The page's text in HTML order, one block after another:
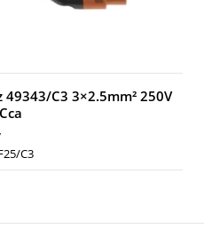
C3 3×2.5mm² 250V
C3